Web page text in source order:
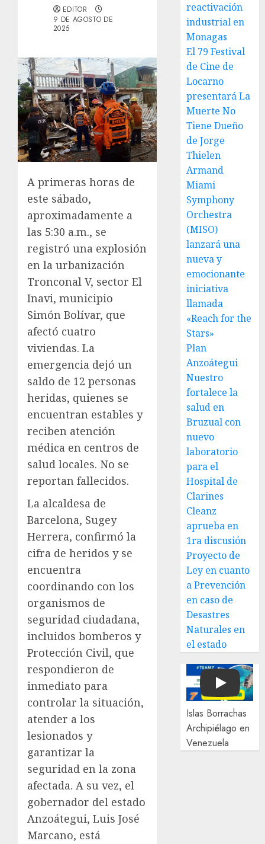
EDITOR
9 DE AGOSTO DE
2025
A primeras horas de
este sábado,
aproximadamente a
las 5:30 a.m., se
registró una explosión
en la urbanización
Tronconal V, sector El
Inavi, municipio
Simón Bolívar, que
afectó cuatro
viviendas. La
emergencia dejó un
saldo de 12 personas
heridas, quienes se
encuentran estables y
reciben atención
médica en centros de
salud locales. No se
reportan fallecidos.
La alcaldesa de
Barcelona, Sugey
Herrera, confirmó la
cifra de heridos y se
encuentra
coordinando con los
organismos de
seguridad ciudadana,
incluidos bomberos y
Protección Civil, que
respondieron de
inmediato para
controlar la situación,
atender a los
lesionados y
garantizar la
seguridad en la zona
afectada. A su vez, el
gobernador del estado
Anzoátegui, Luis José
Marcano, está
reactivación
industrial en
Monagas
El 79 Festival
de Cine de
Locarno
presentará La
Muerte No
Tiene Dueño
de Jorge
Thielen
Armand
Miami
Symphony
Orchestra
(MISO)
lanzará una
nueva y
emocionante
iniciativa
llamada
«Reach for the
Stars»
Plan
Anzoátegui
Nuestro
fortalece la
salud en
Bruzual con
nuevo
laboratorio
para el
Hospital de
Clarines
Cleanz
aprueba en
1ra discusión
Proyecto de
Ley en cuanto
a Prevención
en caso de
Desastres
Naturales en
el estado
Play
Islas Borrachas
Archipiélago en
Venezuela